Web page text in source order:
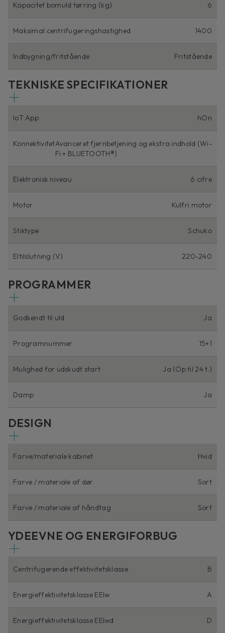
Kapacitet bomuld tørring (kg) 6
Maksimal centrifugeringshastighed 1400
Indbygning/fritstående Fritstående
TEKNISKE SPECIFIKATIONER
IoT App hOn
KonnektivitetAvanceret fjernbetjening og ekstra indhold (Wi-
Fi + BLUETOOTH®)
Elektronisk niveau 6 cifre
Motor Kulfri motor
Stiktype Schuko
Eltilslutning (V) 220-240
PROGRAMMER
Godkendt til uld Ja
Programnummer 15+1
Mulighed for udskudt start Ja (Op til 24 t.)
Damp Ja
DESIGN
Farve/materiale kabinet Hvid
Farve / materiale af dør Sort
Farve / materiale af håndtag Sort
YDEEVNE OG ENERGIFORBUG
Centrifugerende effektivitetsklasse B
Energieffektivitetsklasse EEIw A
Energieffektivitetsklasse EEIwd D